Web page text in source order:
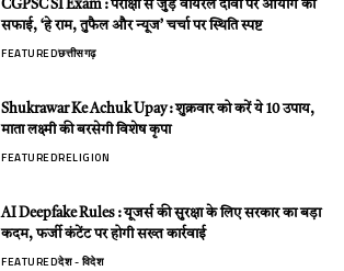
CGPSC SI Exam : परीक्षा से जुड़े वायरल दावों पर आयोग की
सफाई, ‘हे राम, तुफैल और न्यूज’ चर्चा पर स्थिति स्पष्ट
FEATUREDछत्तीसगढ़
Shukrawar Ke Achuk Upay : शुक्रवार को करें ये 10 उपाय,
माता लक्ष्मी की बरसेगी विशेष कृपा
FEATUREDRELIGION
AI Deepfake Rules : यूजर्स की सुरक्षा के लिए सरकार का बड़ा
कदम, फर्जी कंटेंट पर होगी सख्त कार्रवाई
FEATUREDदेश - विदेश